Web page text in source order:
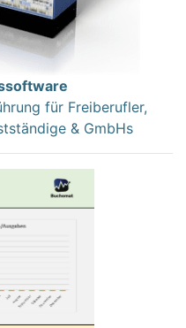
für Freiberufler,
& GmbHs